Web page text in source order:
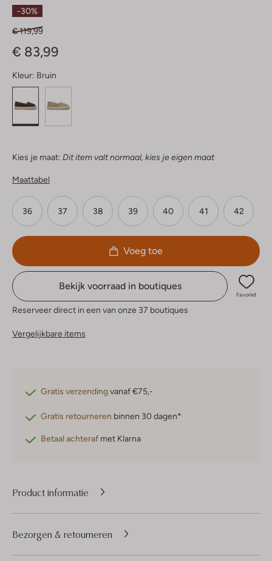
-30%
€ 119,99
€ 83,99
Kleur: Bruin
Kies je maat: Dit item valt normaal, kies je eigen maat
Maattabel
36 37 38 39 40 41 42
Voeg toe
Bekijk voorraad in boutiques
Favoriet
Reserveer direct in een van onze 37 boutiques
Vergelijkbare items
Gratis verzendingvanaf €75,-
Gratis retourneren binnen 30 dagen*
Betaal achteraf met Klarna
Product informatie
Bezorgen & retourneren